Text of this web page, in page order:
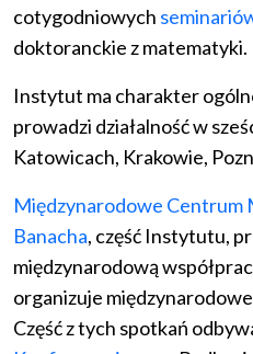
cotygodniowych
doktoranckie z matematyki.
Instytut ma charakter
prowadzi działalność w
Katowicach, Krakowie,
Międzynarodowe Centrum
Banacha, część Instytutu,
międzynarodową
organizuje
Część z tych spotkań